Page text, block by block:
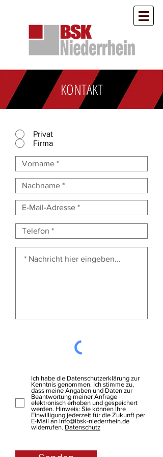
KONTAKT
Privat
Firma
Ich habe die Datenschutzerklärung zur
Kenntnis genommen. Ich stimme zu,
dass meine Angaben und Daten zur
Beantwortung meiner Anfrage
elektronisch erhoben und gespeichert
werden. Hinweis: Sie können Ihre
Einwilligung jederzeit für die Zukunft per
E-Mail an info@lbsk-niederrhein.de
widerrufen. Datenschutz